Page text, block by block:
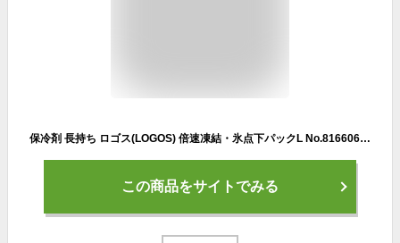
保冷剤 長持ち ロゴス(LOGOS) 倍速凍結・氷点下パックL No.81660641 保冷パック アウトドア【あす着】
この商品をサイトでみる